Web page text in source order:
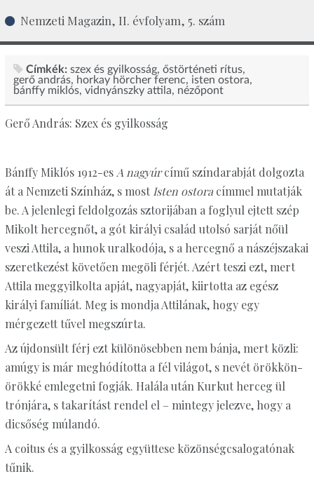
Nemzeti Magazin, II. évfolyam, 5. szám
Címkék: szex és gyilkosság őstörténeti rítus
gerő andrás
horkay hörcher ferenc
isten ostora
bánffy miklós vidnyánszky attila nézőpont
Gerő András: Szex és gyilkosság
Bánffy Miklós 1912-esA nagyúrcímű színdarabját dolgozta
át a Nemzeti Színház, s most Isten ostoracímmel mutatják
be. A jelenlegi feldolgozás sztorijában a foglyul ejtett szép
Mikolt hercegnőt, a gót királyi család utolsó sarját nőül
veszi Attila, a hunok uralkodója, s a hercegnő a nászéjszakai
szeretkezést követően megöli férjét. Azért teszi ezt, mert
Attila meggyilkolta apját, nagyapját, kiirtotta az egész
királyi famíliát. Meg is mondja Attilának, hogy egy
mérgezett tűvel megszúrta.
Az újdonsült férj ezt különösebben nem bánja, mert közli:
amúgy is már meghódította a fél világot, s nevét örökkön-
örökké emlegetni fogják. Halála után Kurkut herceg ül
trónjára, s takarítást rendel el – mintegy jelezve, hogy a
dicsőség múlandó.
A coitus és a gyilkosság együttese közönségcsalogatónak
tűnik.